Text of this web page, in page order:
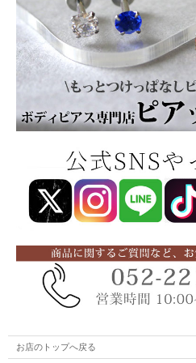
お店のトップへ戻る